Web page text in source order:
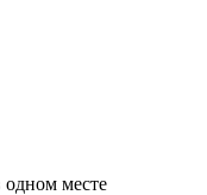
одном месте